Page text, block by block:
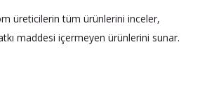
üreticilerin tüm ürünlerini inceler,
maddesi içermeyen ürünlerini sunar.